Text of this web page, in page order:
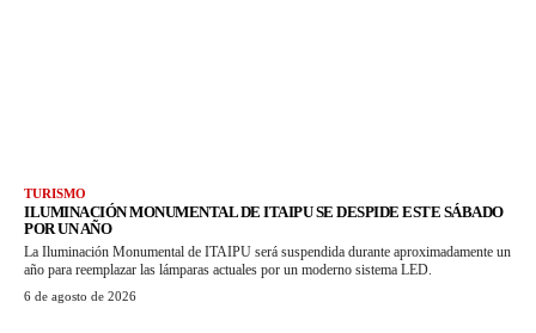
TURISMO
ILUMINACIÓN MONUMENTAL DE ITAIPU SE DESPIDE ESTE SÁBADO
POR UN AÑO
La Iluminación Monumental de ITAIPU será suspendida durante aproximadamente un
año para reemplazar las lámparas actuales por un moderno sistema LED.
6 de agosto de 2026